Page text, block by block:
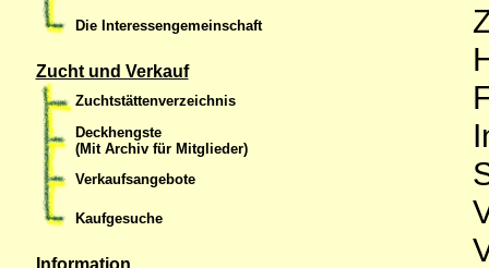
Die Interessengemeinschaft
Zucht und Verkauf
Zuchtstättenverzeichnis
Deckhengste
(Mit Archiv für Mitglieder)
Verkaufsangebote
Kaufgesuche
Information